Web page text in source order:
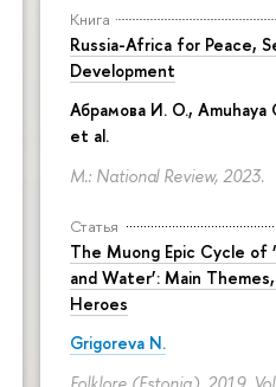
Книга
Russia-Africa for Peace,
Development
Абрамова И. О., Amuhaya
et al.
M.: National Review, 2023.
Статья
The Muong Epic Cycle of
and Water’: Main
Heroes
Grigoreva N.